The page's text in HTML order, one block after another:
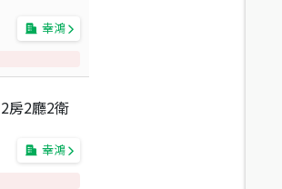
幸鴻
2房2廳2衛
幸鴻